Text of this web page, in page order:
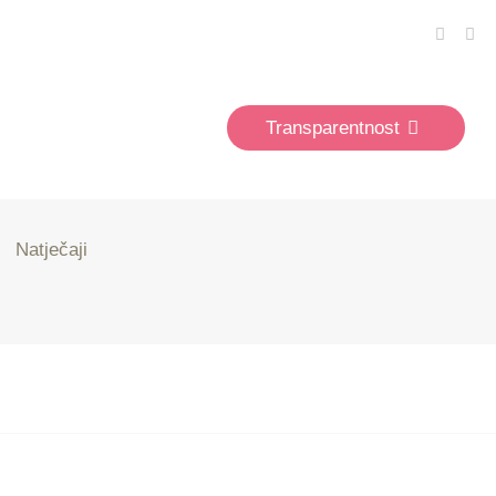
Natječaji
Transparentnost